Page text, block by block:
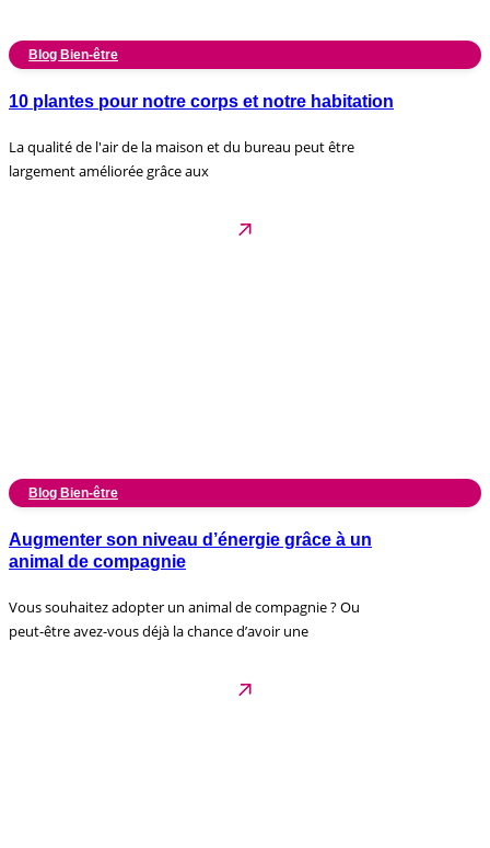
Blog Bien-être
10 plantes pour notre corps et notre habitation
La qualité de l'air de la maison et du bureau peut être
largement améliorée grâce aux
Blog Bien-être
Augmenter son niveau d’énergie grâce à un
animal de compagnie
Vous souhaitez adopter un animal de compagnie ? Ou
peut-être avez-vous déjà la chance d’avoir une